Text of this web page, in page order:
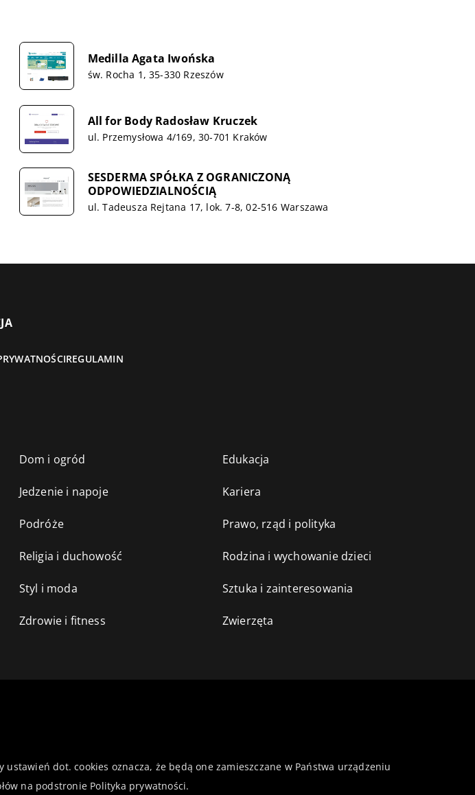
Medilla Agata Iwońska
św. Rocha 1, 35-330 Rzeszów
All for Body Radosław Kruczek
ul. Przemysłowa 4/169, 30-701 Kraków
SESDERMA SPÓŁKA Z OGRANICZONĄ
ODPOWIEDZIALNOŚCIĄ
ul. Tadeusza Rejtana 17, lok. 7-8, 02-516 Warszawa
REGULAMIN
Dom i ogród Edukacja
Jedzenie i napoje Kariera
Podróże Prawo, rząd i polityka
Religia i duchowość Rodzina i wychowanie dzieci
Styl i moda Sztuka i zainteresowania
Zdrowie i fitness Zwierzęta
dot. cookies oznacza, że będą one zamieszczane w Państwa urządzeniu
na podstronie Polityka prywatności.